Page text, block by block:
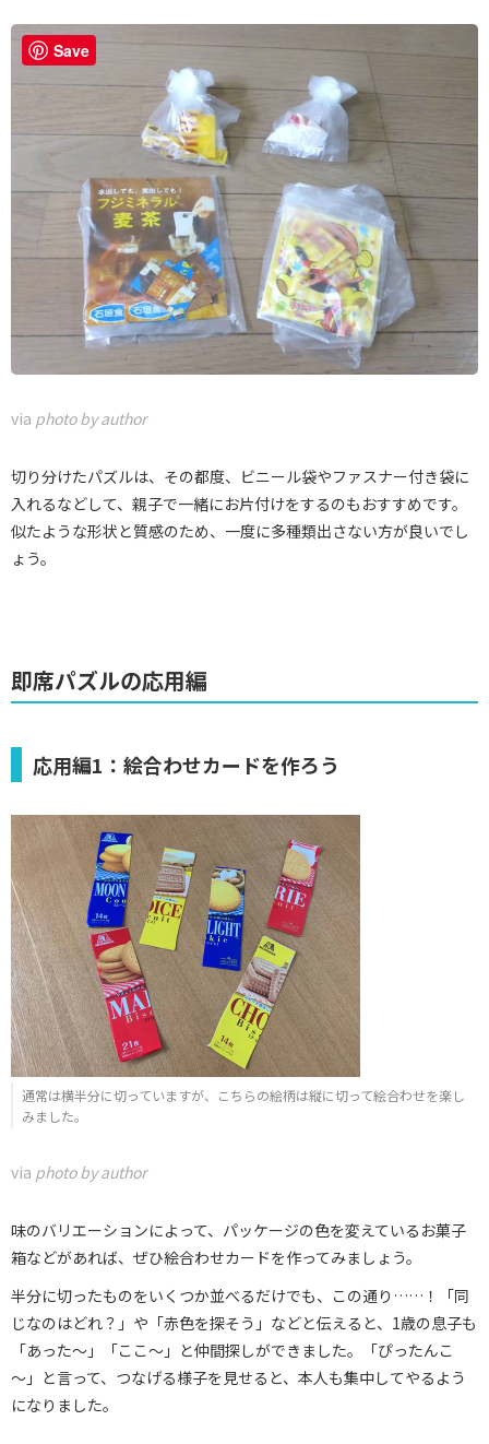
via photo by author
切り分けたパズルは、その都度、ビニール袋やファスナー付き袋に
入れるなどして、親子で一緒にお片付けをするのもおすすめです。
似たような形状と質感のため、一度に多種類出さない方が良いでし
ょう。
即席パズルの応用編
応用編1：絵合わせカードを作ろう
通常は横半分に切っていますが、こちらの絵柄は縦に切って絵合わせを楽し
みました。
via photo by author
味のバリエーションによって、パッケージの色を変えているお菓子
箱などがあれば、ぜひ絵合わせカードを作ってみましょう。
半分に切ったものをいくつか並べるだけでも、この通り……！「同
じなのはどれ？」や「赤色を探そう」などと伝えると、1歳の息子も
「あった～」「ここ～」と仲間探しができました。「ぴったんこ
～」と言って、つなげる様子を見せると、本人も集中してやるよう
になりました。
Save